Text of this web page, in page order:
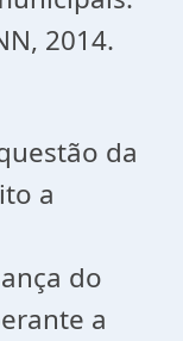
2014.
da
a
do
a